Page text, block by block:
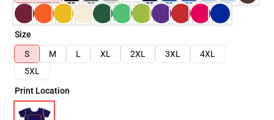
Size
S
M L XL 2XL 3XL
4XL
5XL
Print Location